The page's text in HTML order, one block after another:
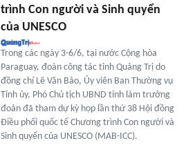
trình Con người và Sinh quyển
của UNESCO
Trong các ngày 3-6/6, tại nước Cộng hòa
Paraguay, đoàn công tác tỉnh Quảng Trị do
đồng chí Lê Văn Bảo, Ủy viên Ban Thường vụ
Tỉnh ủy, Phó Chủ tịch UBND tỉnh làm trưởng
đoàn đã tham dự kỳ họp lần thứ 38 Hội đồng
Điều phối quốc tế Chương trình Con người và
Sinh quyển của UNESCO (MAB-ICC).